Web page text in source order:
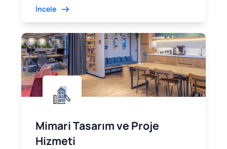
İncele
Mimari Tasarım ve Proje
Hizmeti